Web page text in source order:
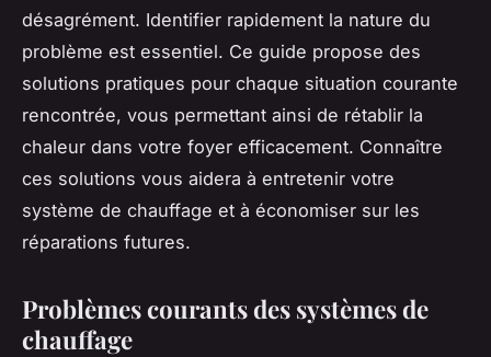
désagrément. Identifier rapidement la nature du
problème est essentiel. Ce guide propose des
solutions pratiques pour chaque situation courante
rencontrée, vous permettant ainsi de rétablir la
chaleur dans votre foyer efficacement. Connaître
ces solutions vous aidera à entretenir votre
système de chauffage et à économiser sur les
réparations futures.
Problèmes courants des systèmes de
chauffage